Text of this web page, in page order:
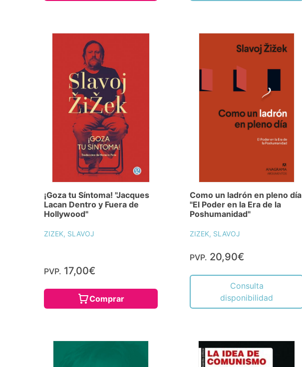
¡Goza tu Síntoma! "Jacques
Lacan Dentro y Fuera de
Hollywood"
ZIZEK, SLAVOJ
PVP. 17,00€
Comprar
Como un ladrón en pleno día
"El Poder en la Era de la
Poshumanidad"
ZIZEK, SLAVOJ
PVP. 20,90€
Consulta
disponibilidad